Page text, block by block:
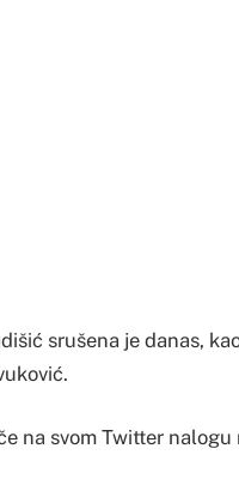
srušena je danas,
na svom Twitter